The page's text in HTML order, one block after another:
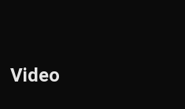
Video